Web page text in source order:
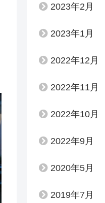
2023年2月
2023年1月
2022年12月
2022年11月
2022年10月
2022年9月
2020年5月
2019年7月